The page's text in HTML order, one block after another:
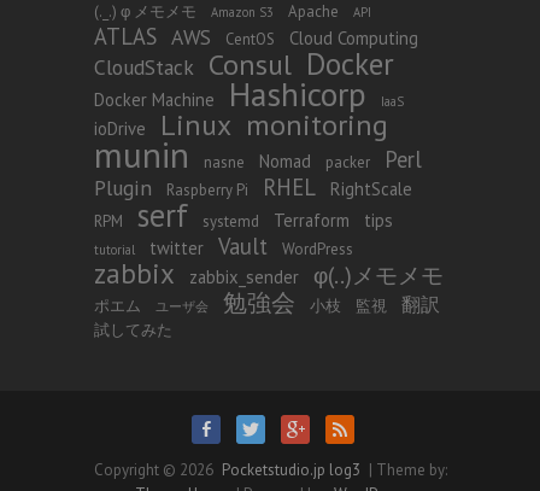
(._.) φ メモメモ Amazon S3 Apache API
ATLAS AWS CentOS Cloud Computing
CloudStack Consul Docker
Docker Machine Hashicorp IaaS
ioDrive Linux monitoring
munin nasne Nomad packer Perl
Plugin Raspberry Pi RHEL RightScale
RPM serf systemd Terraform tips
tutorial twitter Vault WordPress
zabbix zabbix_sender φ(..)メモメモ
ポエム ユーザ会 勉強会 小枝 監視 翻訳
試してみた
Copyright © 2026 Pocketstudio.jp log3 | Theme by: